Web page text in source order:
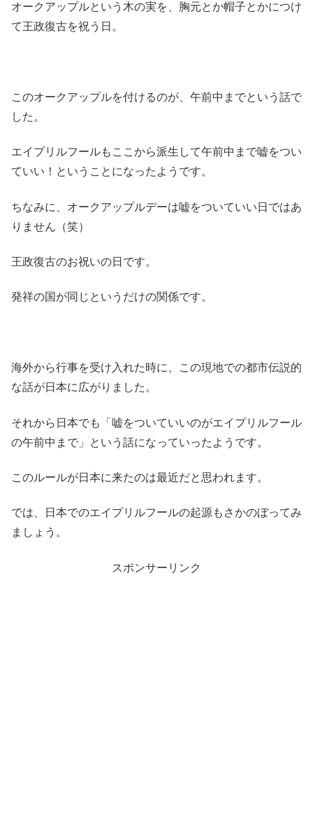
オークアップルという木の実を、胸元とか帽子とかにつけ
て王政復古を祝う日。
このオークアップルを付けるのが、午前中までという話で
した。
エイプリルフールもここから派生して午前中まで嘘をつい
ていい！ということになったようです。
ちなみに、オークアップルデーは嘘をついていい日ではあ
りません（笑）
王政復古のお祝いの日です。
発祥の国が同じというだけの関係です。
海外から行事を受け入れた時に、この現地での都市伝説的
な話が日本に広がりました。
それから日本でも「嘘をついていいのがエイプリルフール
の午前中まで」という話になっていったようです。
このルールが日本に来たのは最近だと思われます。
では、日本でのエイプリルフールの起源もさかのぼってみ
ましょう。
スポンサーリンク